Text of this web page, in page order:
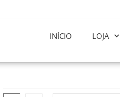
INÍCIO LOJA